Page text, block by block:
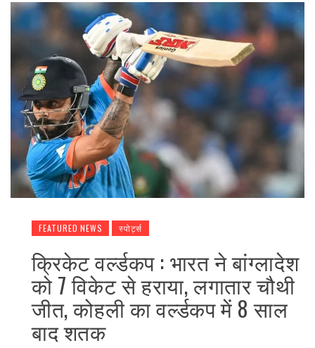
FEATURED NEWS स्पोर्ट्स
क्रिकेट वर्ल्डकप : भारत ने बांग्लादेश
को 7 विकेट से हराया, लगातार चौथी
जीत, कोहली का वर्ल्डकप में 8 साल
बाद शतक